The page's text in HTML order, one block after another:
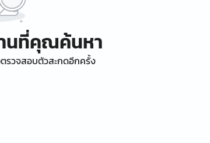
นที่คุณค้นหา
รวจสอบตัวสะกดอีกครั้ง